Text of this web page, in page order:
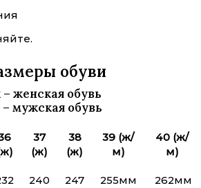
обуви
– женская обувь
– мужская обувь
37
(ж)
38
(ж)
39 (ж/
м)
40 (ж/
м)
240
247
255мм
262мм